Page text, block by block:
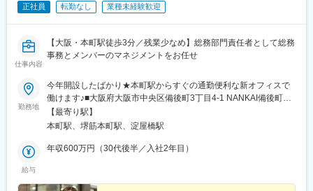
正社員 転勤なし 業種未経験歓迎
仕事内容
【大阪・本町駅徒歩3分／残業少なめ】総務部門責任者として総務
事務とメンバーのマネジメントをお任せ
勤務地
今年開設したばかり★本町駅からすぐの通勤便利な新オフィスで
働けます♪■大阪府大阪市中央区備後町3丁目4-1 NANKAI備後町ビ
ル2階・大阪メトロ御堂筋本線「本町駅」より徒歩3分・大阪メト
ロ中央線「堺筋本町駅」より徒歩5分※受動喫煙対策：屋内全面禁
【最寄り駅】
本町駅、堺筋本町駅、淀屋橋駅
給与
年収600万円（30代後半／入社2年目）